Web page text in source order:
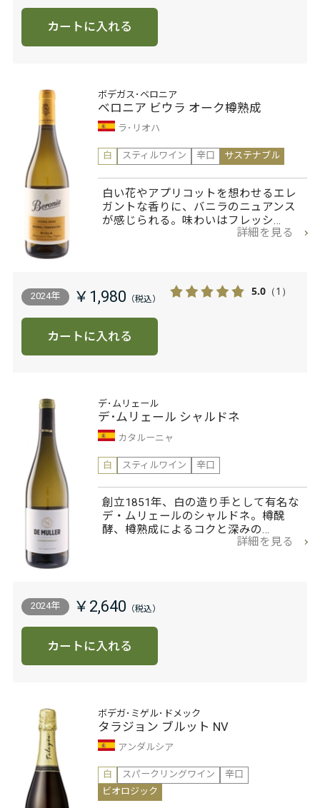
カートに入れる
ボデガス･ベロニア
ベロニア ビウラ オーク樽熟成
ラ･リオハ
白
スティルワイン 辛口 サステナブル
白い花やアプリコットを想わせるエレ
ガントな香りに、バニラのニュアンス
が感じられる。味わいはフレッシ…
詳細を見る
2024年 ￥1,980 5.0 （1）
カートに入れる
デ･ムリェール
デ･ムリェール シャルドネ
カタルーニャ
白
スティルワイン 辛口
創立1851年、白の造り手として有名な
デ・ムリェールのシャルドネ。樽醗
酵、樽熟成によるコクと深みの…
詳細を見る
2024年 ￥2,640
カートに入れる
ボデガ･ミゲル･ドメック
タラジョン ブルット NV
アンダルシア
白
スパークリングワイン
辛口
ビオロジック